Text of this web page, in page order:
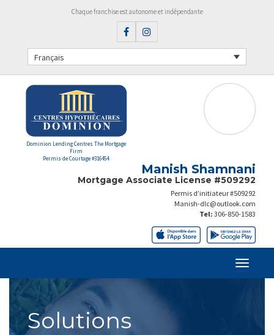
Chaque franchise est autonome et indépendante
Français
Dominion Lending Centres The Mortgage
Firm
Permis de Courtage #316454
Manish Shamnani
Mortgage Associate License #509292
Permis d’initiateur #509292
Manish-dlc@outlook.com
Tel: 306-850-1583
Solutions